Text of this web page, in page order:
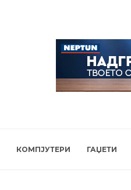
КОМПЈУТЕРИ ГАЏЕТИ